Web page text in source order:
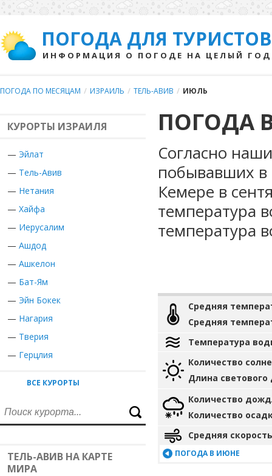
ПОГОДА ДЛЯ ТУРИСТОВ
ИНФОРМАЦИЯ О ПОГОДЕ НА ЦЕЛЫЙ ГОД
ПОГОДА ПО МЕСЯЦАМ / ИЗРАИЛЬ / ТЕЛЬ-АВИВ / ИЮЛЬ
КУРОРТЫ ИЗРАИЛЯ
— Эйлат
— Тель-Авив
— Нетания
— Хайфа
— Иерусалим
— Ашдод
— Ашкелон
— Бат-Ям
— Эйн Бокек
— Нагария
— Тверия
— Герцлия
ВСЕ КУРОРТЫ
ТЕЛЬ-АВИВ НА КАРТЕ
МИРА
ПОГОДА
Согласно
побывавших в
Кемере в
температура
температура
Средняя
Средняя
Температура
Количество
Длина светового
Количество
Количество
Средняя
ПОГОДА В ИЮНЕ